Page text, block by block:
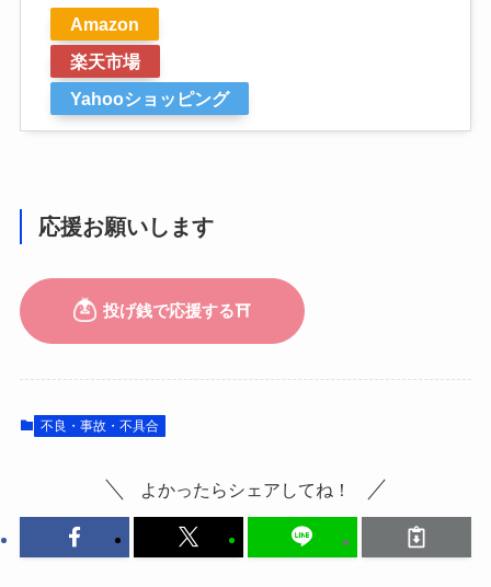
Amazon
楽天市場
Yahooショッピング
応援お願いします
不良・事故・不具合
よかったらシェアしてね！